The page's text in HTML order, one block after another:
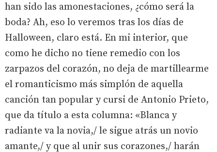
han sido las amonestaciones, ¿cómo será la
boda? Ah, eso lo veremos tras los días de
Halloween, claro está. En mi interior, que
como he dicho no tiene remedio con los
zarpazos del corazón, no deja de martillearme
el romanticismo más simplón de aquella
canción tan popular y cursi de Antonio Prieto,
que da título a esta columna: «Blanca y
radiante va la novia,/ le sigue atrás un novio
amante,/ y que al unir sus corazones,/ harán